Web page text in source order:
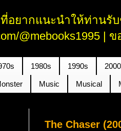
ยากแนะนำให้ท่านรับ
@mebooks1995 |
1980s 1990s
Music Musical
The Chaser